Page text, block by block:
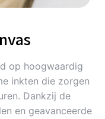
op hoogwaardig
inkten die zorgen
Dankzij de
en geavanceerde